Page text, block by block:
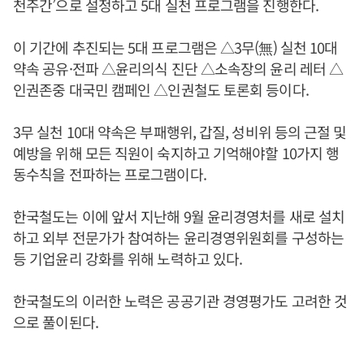
천주간’으로 설정하고 5대 실천 프로그램을 진행한다.
이 기간에 추진되는 5대 프로그램은 △3무(無) 실천 10대
약속 공유·전파 △윤리의식 진단 △소속장의 윤리 레터 △
인권존중 대국민 캠페인 △인권철도 토론회 등이다.
3무 실천 10대 약속은 부패행위, 갑질, 성비위 등의 근절 및
예방을 위해 모든 직원이 숙지하고 기억해야할 10가지 행
동수칙을 전파하는 프로그램이다.
한국철도는 이에 앞서 지난해 9월 윤리경영처를 새로 설치
하고 외부 전문가가 참여하는 윤리경영위원회를 구성하는
등 기업윤리 강화를 위해 노력하고 있다.
한국철도의 이러한 노력은 공공기관 경영평가도 고려한 것
으로 풀이된다.